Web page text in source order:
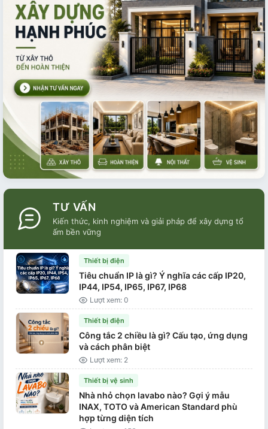
TƯ VẤN
Kiến thức, kinh nghiệm và giải pháp để xây dựng tổ
ấm bền vững
Thiết bị điện
Tiêu chuẩn IP là gì? Ý nghĩa các cấp IP20,
IP44, IP54, IP65, IP67, IP68
Lượt xem: 0
Thiết bị điện
Công tắc 2 chiều là gì? Cấu tạo, ứng dụng
và cách phân biệt
Lượt xem: 2
Thiết bị vệ sinh
Nhà nhỏ chọn lavabo nào? Gợi ý mẫu
INAX, TOTO và American Standard phù
hợp từng diện tích